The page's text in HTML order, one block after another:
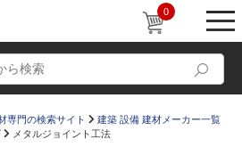
0
専門の検索サイト
建築 設備 建材メーカー一覧
メタルジョイント工法